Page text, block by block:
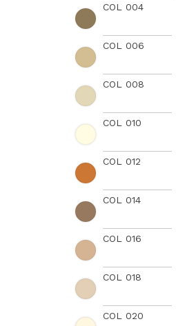
COL 004
COL 006
COL 008
COL 010
COL 012
COL 014
COL 016
COL 018
COL 020